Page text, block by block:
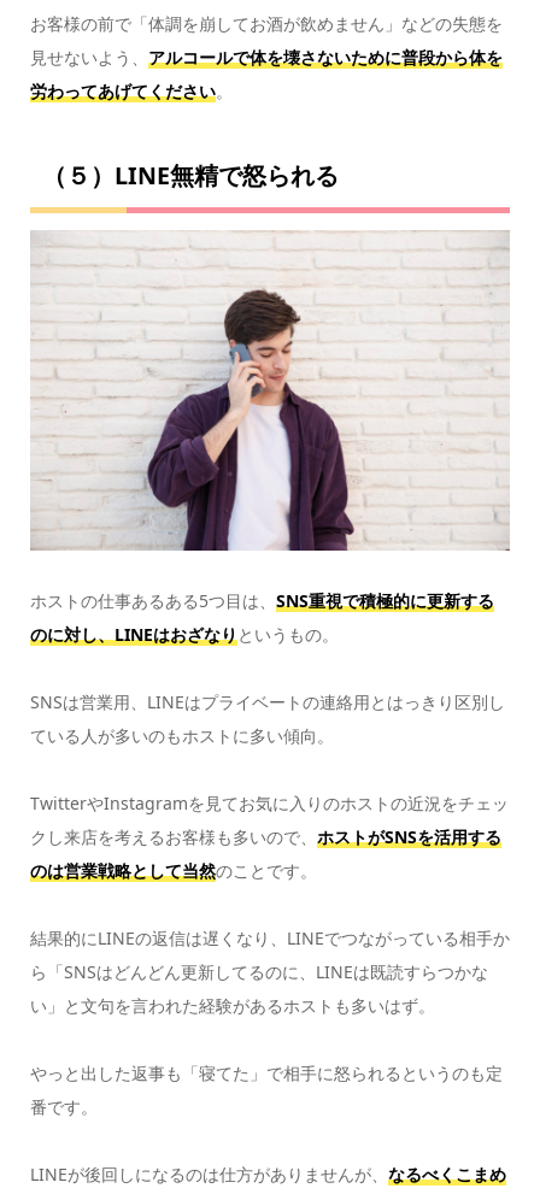
お客様の前で「体調を崩してお酒が飲めません」などの失態を
見せないよう、 アルコールで体を壊さないために普段から体を
労わってあげてください。
（５）LINE無精で怒られる
ホストの仕事あるある5つ目は、 SNS重視で積極的に更新する
のに対し、LINEはおざなり というもの。
SNSは営業用、LINEはプライベートの連絡用とはっきり区別し
ている人が多いのもホストに多い傾向。
TwitterやInstagramを見てお気に入りのホストの近況をチェッ
クし来店を考えるお客様も多いので、 ホストがSNSを活用する
のは営業戦略として当然のことです。
結果的にLINEの返信は遅くなり、LINEでつながっている相手か
ら「SNSはどんどん更新してるのに、LINEは既読すらつかな
い」と文句を言われた経験があるホストも多いはず。
やっと出した返事も「寝てた」で相手に怒られるというのも定
番です。
LINEが後回しになるのは仕方がありませんが、 なるべくこまめ